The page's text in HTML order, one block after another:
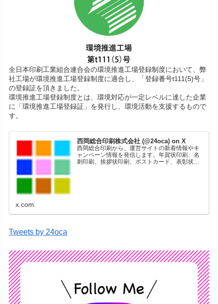
全日本印刷工業組合連合会の環境推進工場登録制度において、弊
社工場が環境推進工場登録制度に適合し、「登録番号t111(5)号」
の登録証を頂きました。
環境推進工場登録制度とは、環境対応が一定レベルに達した企業
に「環境推進工場登録証」を発行し、環境活動を支援するもので
す。
西岡総合印刷株式会社 (@24oca) on X
西岡総合印刷から、運営サイトの新着情報やキ
ャンペーン情報を発信します。年賀状印刷、名
刺印刷、挨拶状印刷、ポストカード、表彰状印
x.com
Tweets by 24oca